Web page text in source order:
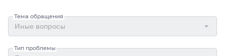
Тема обращения
Тип проблемы